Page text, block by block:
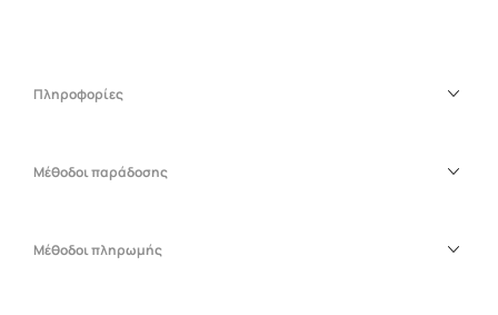
Πληροφορίες
Μέθοδοι παράδοσης
Μέθοδοι πληρωμής